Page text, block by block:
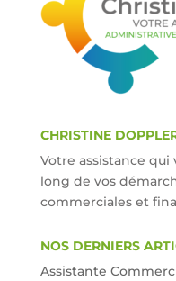
CHRISTINE
Votre assistance
long de vos
commerciales et
NOS DERNIERS
Assistante